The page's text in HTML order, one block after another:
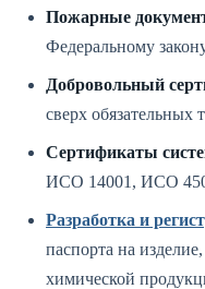
Пожарные
Федеральному
Добровольный
сверх обязательных
Сертификаты
ИСО 14001, ИСО
Разработка и
паспорта на
химической